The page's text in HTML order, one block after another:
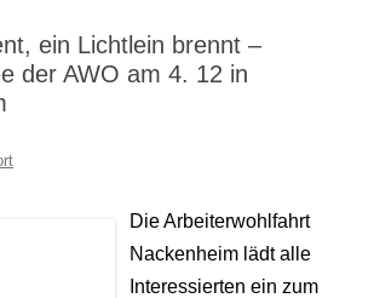
ein Lichtlein brennt –
der AWO am 4. 12 in
Die Arbeiterwohlfahrt
Nackenheim lädt alle
Interessierten ein zum